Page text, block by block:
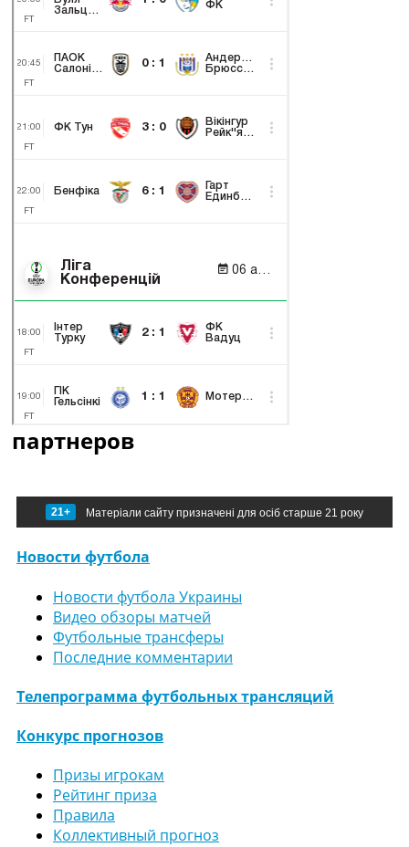
партнеров
21+ Матеріали сайту призначені для осіб старше 21 року
Новости футбола
Новости футбола Украины
Видео обзоры матчей
Футбольные трансферы
Последние комментарии
Телепрограмма футбольных трансляций
Конкурс прогнозов
Призы игрокам
Рейтинг приза
Правила
Коллективный прогноз